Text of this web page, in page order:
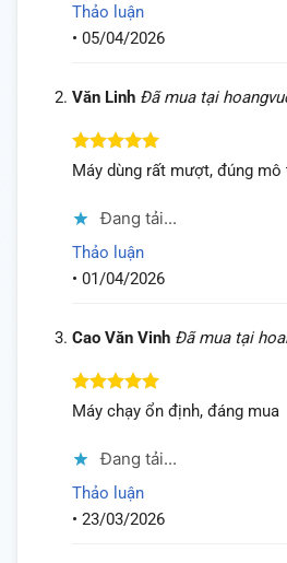
Thảo luận
• 05/04/2026
Văn Linh Đã mua tại
Được xếp
hạng
5
Máy dùng rất mượt, đúng mô
Đang tải...
Thảo luận
• 01/04/2026
Cao Văn Vinh Đã mua tại
Được xếp
hạng
5
Máy chạy ổn định, đáng mua
Đang tải...
Thảo luận
• 23/03/2026